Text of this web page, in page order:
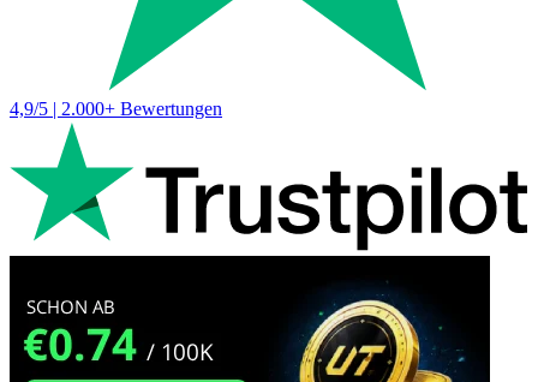
4,9/5 | 2.000+ Bewertungen